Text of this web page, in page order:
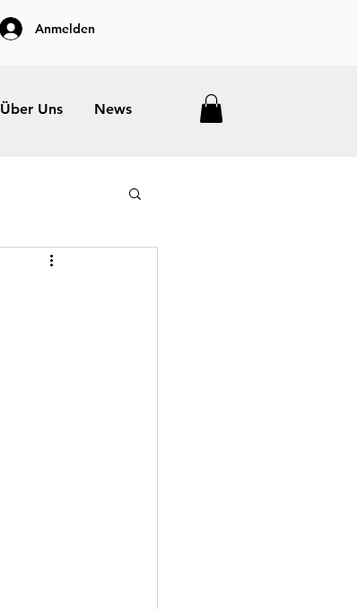
Anmelden
Über Uns News